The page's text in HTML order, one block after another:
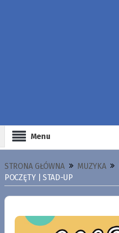
Menu
STRONA GŁÓWNA MUZYKA
POCZĘTY | STAD-UP